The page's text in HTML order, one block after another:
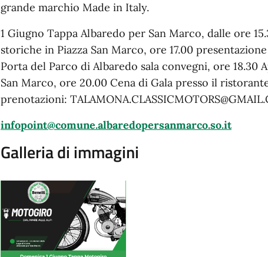
grande marchio Made in Italy.
1 Giugno Tappa Albaredo per San Marco, dalle ore
storiche in Piazza San Marco, ore 17.00
Porta del Parco di Albaredo sala convegni, ore 18.30
San Marco, ore 20.00 Cena di Gala presso il
prenotazioni:
infopoint@comune.albaredopersanmarco.so.it
Galleria di immagini